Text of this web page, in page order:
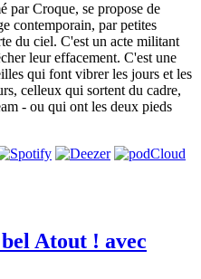
par Croque, se propose de
contemporain, par petites
du ciel. C'est un acte militant
leur effacement. C'est une
qui font vibrer les jours et les
celleux qui sortent du cadre,
- ou qui ont les deux pieds
Atout ! avec